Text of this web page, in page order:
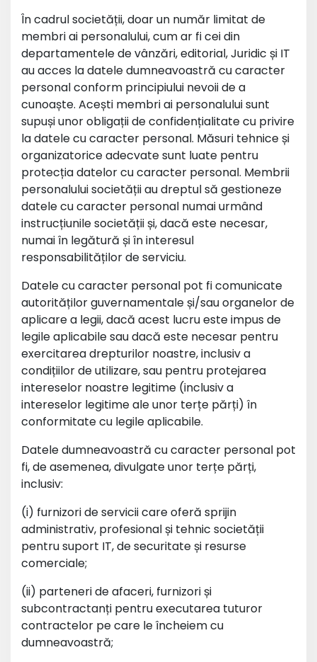
În cadrul societății, doar un număr limitat de
membri ai personalului, cum ar fi cei din
departamentele de vânzări, editorial, Juridic și IT
au acces la datele dumneavoastră cu caracter
personal conform principiului nevoii de a
cunoaște. Acești membri ai personalului sunt
supuși unor obligații de confidențialitate cu privire
la datele cu caracter personal. Măsuri tehnice și
organizatorice adecvate sunt luate pentru
protecția datelor cu caracter personal. Membrii
personalului societății au dreptul să gestioneze
datele cu caracter personal numai urmând
instrucțiunile societății și, dacă este necesar,
numai în legătură și în interesul
responsabilităților de serviciu.
Datele cu caracter personal pot fi comunicate
autorităților guvernamentale și/sau organelor de
aplicare a legii, dacă acest lucru este impus de
legile aplicabile sau dacă este necesar pentru
exercitarea drepturilor noastre, inclusiv a
condițiilor de utilizare, sau pentru protejarea
intereselor noastre legitime (inclusiv a
intereselor legitime ale unor terțe părți) în
conformitate cu legile aplicabile.
Datele dumneavoastră cu caracter personal pot
fi, de asemenea, divulgate unor terțe părți,
inclusiv:
(i) furnizori de servicii care oferă sprijin
administrativ, profesional și tehnic societății
pentru suport IT, de securitate și resurse
comerciale;
(ii) parteneri de afaceri, furnizori și
subcontractanți pentru executarea tuturor
contractelor pe care le încheiem cu
dumneavoastră;